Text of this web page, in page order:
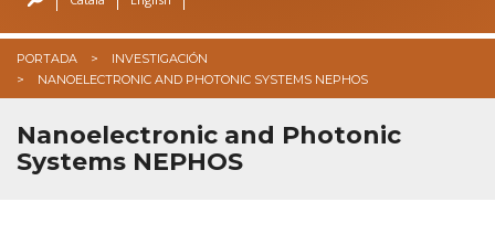
URSI 2025
PORTADA
INVESTIGACIÓN
NANOELECTRONIC AND PHOTONIC SYSTEMS NEPHOS
Nanoelectronic and Photonic
Systems NEPHOS